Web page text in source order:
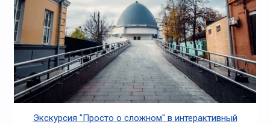
Необычные для
первоклассников
Ночные
Экскурсия "Просто о сложном" в интерактивный